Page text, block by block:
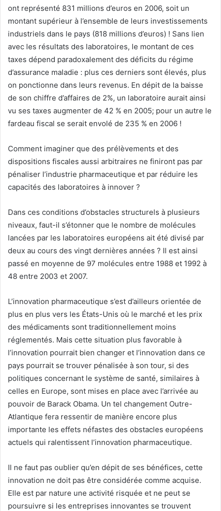
ont représenté 831 millions d’euros en 2006, soit un
montant supérieur à l’ensemble de leurs investissements
industriels dans le pays (818 millions d’euros) ! Sans lien
avec les résultats des laboratoires, le montant de ces
taxes dépend paradoxalement des déficits du régime
d’assurance maladie : plus ces derniers sont élevés, plus
on ponctionne dans leurs revenus. En dépit de la baisse
de son chiffre d’affaires de 2%, un laboratoire aurait ainsi
vu ses taxes augmenter de 42 % en 2005; pour un autre le
fardeau fiscal se serait envolé de 235 % en 2006 !
Comment imaginer que des prélèvements et des
dispositions fiscales aussi arbitraires ne finiront pas par
pénaliser l’industrie pharmaceutique et par réduire les
capacités des laboratoires à innover ?
Dans ces conditions d’obstacles structurels à plusieurs
niveaux, faut-il s’étonner que le nombre de molécules
lancées par les laboratoires européens ait été divisé par
deux au cours des vingt dernières années ? Il est ainsi
passé en moyenne de 97 molécules entre 1988 et 1992 à
48 entre 2003 et 2007.
L’innovation pharmaceutique s’est d’ailleurs orientée de
plus en plus vers les États-Unis où le marché et les prix
des médicaments sont traditionnellement moins
réglementés. Mais cette situation plus favorable à
l’innovation pourrait bien changer et l’innovation dans ce
pays pourrait se trouver pénalisée à son tour, si des
politiques concernant le système de santé, similaires à
celles en Europe, sont mises en place avec l’arrivée au
pouvoir de Barack Obama. Un tel changement Outre-
Atlantique fera ressentir de manière encore plus
importante les effets néfastes des obstacles européens
actuels qui ralentissent l’innovation pharmaceutique.
Il ne faut pas oublier qu’en dépit de ses bénéfices, cette
innovation ne doit pas être considérée comme acquise.
Elle est par nature une activité risquée et ne peut se
poursuivre si les entreprises innovantes se trouvent